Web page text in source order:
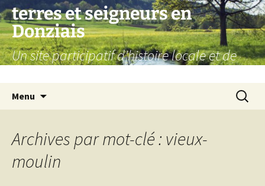
Aller
au
contenu
terres et seigneurs en
Donziais
Un site participatif d'histoire locale et de
Menu
Archives par mot-clé : vieux-
moulin